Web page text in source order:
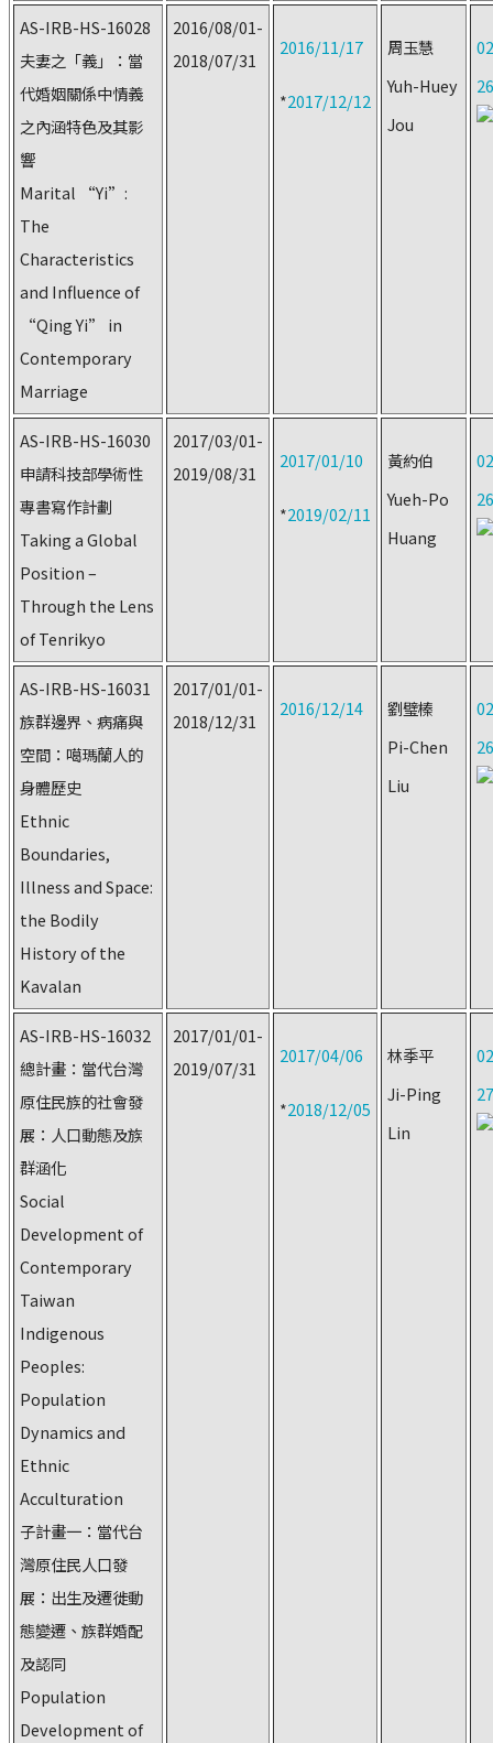
AS-IRB-HS-16028
夫妻之「義」：當
代婚姻關係中情義
之內涵特色及其影
響
Marital “Yi”:
The
Characteristics
and Influence of
“Qing Yi” in
Contemporary
Marriage
2016/08/01-
2018/07/31
2016/11/17
*2017/12/12
周玉慧
Yuh-Huey
Jou
AS-IRB-HS-16030
申請科技部學術性
專書寫作計劃
Taking a Global
Position –
Through the Lens
of Tenrikyo
2017/03/01-
2019/08/31
2017/01/10
*2019/02/11
黃約伯
Yueh-Po
Huang
AS-IRB-HS-16031
族群邊界、病痛與
空間：噶瑪蘭人的
身體歷史
Ethnic
Boundaries,
Illness and Space:
the Bodily
History of the
Kavalan
2017/01/01-
2018/12/31
2016/12/14
劉璧榛
Pi-Chen
Liu
AS-IRB-HS-16032
總計畫：當代台灣
原住民族的社會發
展：人口動態及族
群涵化
Social
Development of
Contemporary
Taiwan
Indigenous
Peoples:
Population
Dynamics and
Ethnic
Acculturation
子計畫一：當代台
灣原住民人口發
展：出生及遷徙動
態變遷、族群婚配
及認同
Population
Development of
2017/01/01-
2019/07/31
2017/04/06
*2018/12/05
林季平
Ji-Ping
Lin